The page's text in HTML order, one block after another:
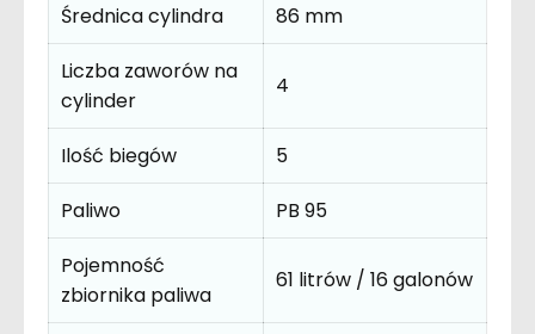
Średnica cylindra
86 mm
Liczba zaworów na
cylinder
4
Ilość biegów
5
Paliwo
PB 95
Pojemność
zbiornika paliwa
61 litrów / 16 galonów